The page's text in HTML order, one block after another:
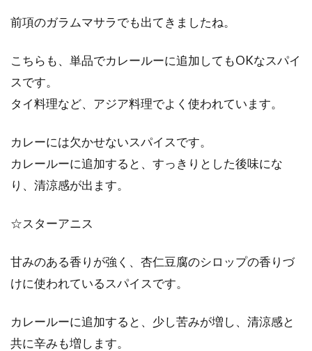
前項のガラムマサラでも出てきましたね。
こちらも、単品でカレールーに追加してもOKなスパイ
スです。
タイ料理など、アジア料理でよく使われています。
カレーには欠かせないスパイスです。
カレールーに追加すると、すっきりとした後味にな
り、清涼感が出ます。
☆スターアニス
甘みのある香りが強く、杏仁豆腐のシロップの香りづ
けに使われているスパイスです。
カレールーに追加すると、少し苦みが増し、清涼感と
共に辛みも増します。